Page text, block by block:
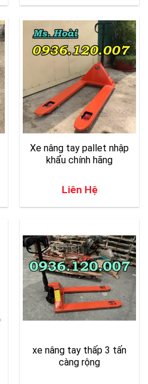
Xe nâng tay pallet nhập
khẩu chính hãng
Liên Hệ
xe nâng tay thấp 3 tấn
càng rộng